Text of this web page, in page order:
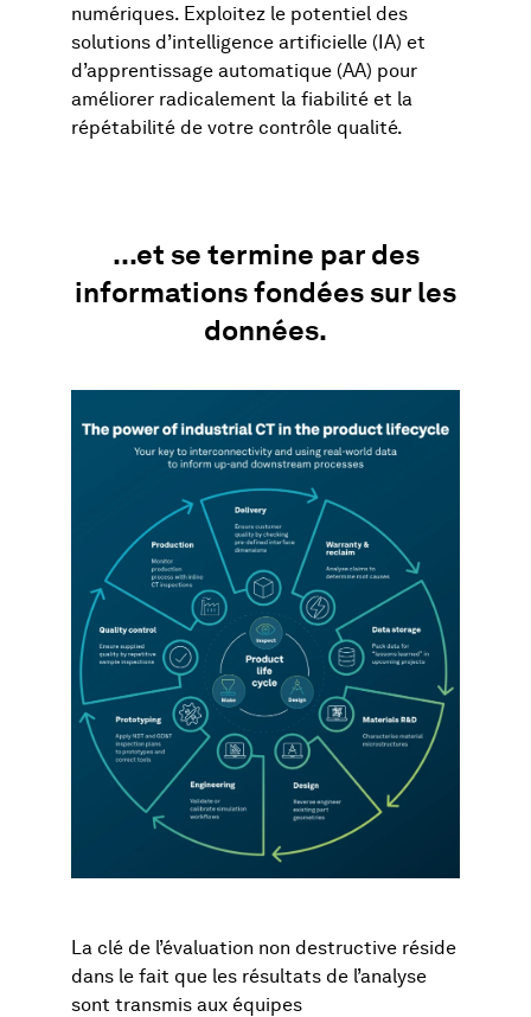
numériques. Exploitez le potentiel des
solutions d’intelligence artificielle (IA) et
d’apprentissage automatique (AA) pour
améliorer radicalement la fiabilité et la
répétabilité de votre contrôle qualité.
...et se termine par des
informations fondées sur les
données.
La clé de l’évaluation non destructive réside
dans le fait que les résultats de l’analyse
sont transmis aux équipes